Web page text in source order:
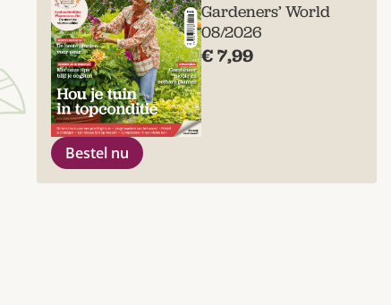
Gardeners’ World
08/2026
€ 7,99
Bestel nu